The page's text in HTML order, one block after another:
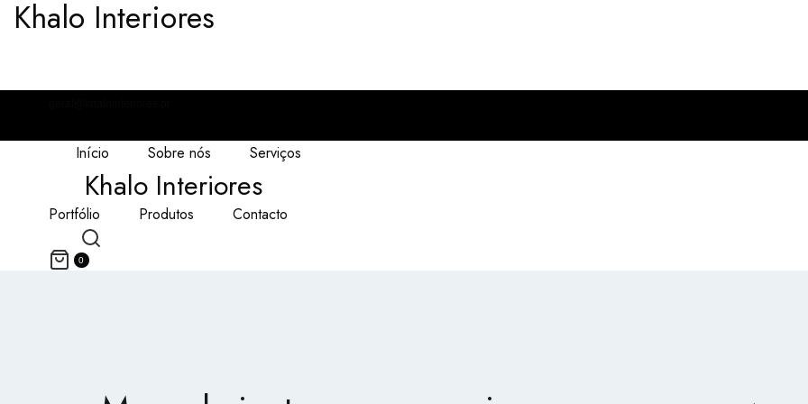
Khalo Interiores
Início Sobre nós Serviços
Khalo Interiores
Portfólio Produtos Contacto
0